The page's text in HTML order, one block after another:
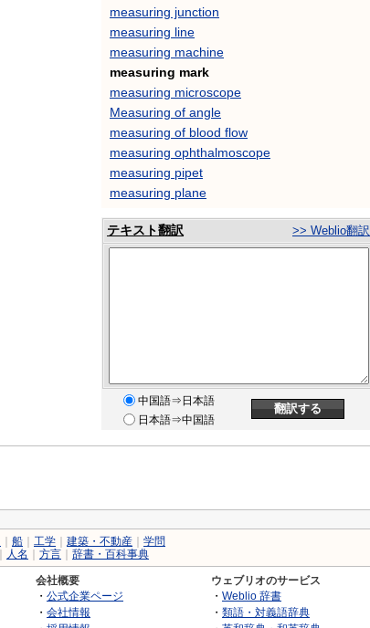
measuring junction
measuring line
measuring machine
measuring mark
measuring microscope
Measuring of angle
measuring of blood flow
measuring ophthalmoscope
measuring pipet
measuring plane
テキスト翻訳 >> Weblio翻訳
中国語⇒日本語
日本語⇒中国語
船 工学 建築・不動産
学問
人名 方言 辞書・百科事典
会社概要
・ 公式企業ページ
・ 会社情報
ウェブリオのサービス
・ Weblio 辞書
・ 類語・対義語辞典